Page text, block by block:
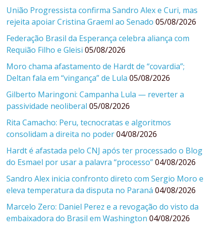
União Progressista confirma Sandro Alex e Curi, mas
rejeita apoiar Cristina Graeml ao Senado 05/08/2026
Federação Brasil da Esperança celebra aliança com
Requião Filho e Gleisi 05/08/2026
Moro chama afastamento de Hardt de “covardia”;
Deltan fala em “vingança” de Lula 05/08/2026
Gilberto Maringoni: Campanha Lula — reverter a
passividade neoliberal 05/08/2026
Rita Camacho: Peru, tecnocratas e algoritmos
consolidam a direita no poder 04/08/2026
Hardt é afastada pelo CNJ após ter processado o Blog
do Esmael por usar a palavra “processo” 04/08/2026
Sandro Alex inicia confronto direto com Sergio Moro e
eleva temperatura da disputa no Paraná 04/08/2026
Marcelo Zero: Daniel Perez e a revogação do visto da
embaixadora do Brasil em Washington 04/08/2026